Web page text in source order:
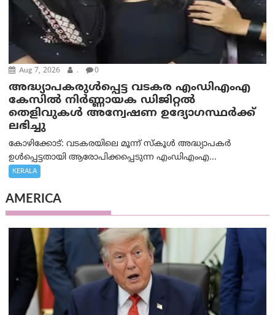
Aug 7, 2026 . 0
അദ്ധ്യാപകരുള്‍പ്പെട്ട വടകര എംഡി‌എം‌എ
കേസില്‍ നിര്‍ണ്ണായക ഡിജിറ്റല്‍
തെളിവുകള്‍ അന്വേഷണ ഉദ്യോഗസ്ഥര്‍ക്ക്
ലഭിച്ചു
കോഴിക്കോട്: വടകരയിലെ മൂന്ന് സ്കൂൾ അദ്ധ്യാപകർ
ഉൾപ്പെട്ടതായി ആരോപിക്കപ്പെടുന്ന എംഡിഎംഎ...
KERALA
AMERICA